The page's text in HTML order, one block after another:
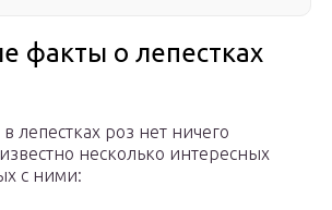
факты о лепестках
лепестках роз нет ничего
несколько интересных
с ними: